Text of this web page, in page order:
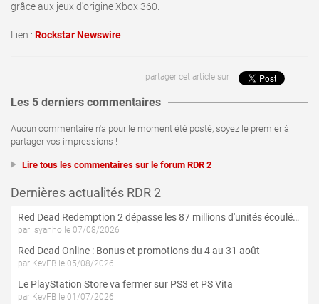
grâce aux jeux d'origine Xbox 360.
Lien : Rockstar Newswire
partager cet article sur
Les 5 derniers commentaires
Aucun commentaire n'a pour le moment été posté, soyez le premier à
partager vos impressions !
Lire tous les commentaires sur le forum RDR 2
Dernières actualités RDR 2
Red Dead Redemption 2 dépasse les 87 millions d'unités écoulées
par Isyanho le 07/08/2026
Red Dead Online : Bonus et promotions du 4 au 31 août
par KevFB le 05/08/2026
Le PlayStation Store va fermer sur PS3 et PS Vita
par KevFB le 01/07/2026